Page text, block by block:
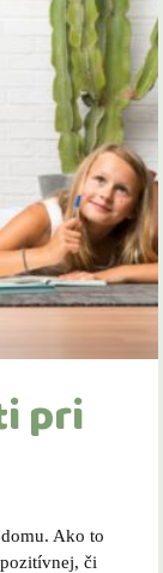
pri
Ako to
či